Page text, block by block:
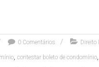
0 Comentários Direito
, contestar boleto de condomínio,